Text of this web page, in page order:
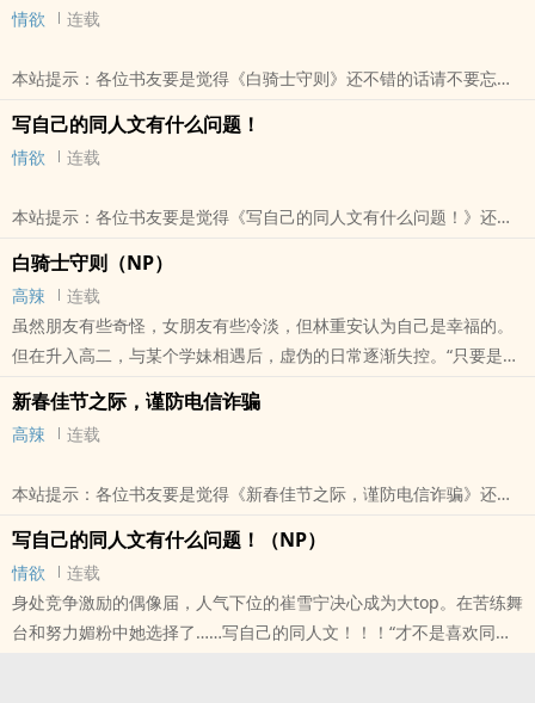
情欲 连载
本站提示：各位书友要是觉得《白骑士守则》还不错的话请不要忘记
写自己的同人文有什么问题！
情欲 连载
本站提示：各位书友要是觉得《写自己的同人文有什么问题！》还不
白骑士守则（NP）
高辣
连载
虽然朋友有些奇怪，女朋友有些冷淡，但林重安认为自己是幸福的。
但在升入高二，与某个学妹相遇后，虚伪的日常逐渐失控。“只要是女
人就可以上床吗”X“要出轨的话，为什么只有我不可以”X“和我才是两情
相悦吧”疑似恐同的年上女友，忠犬同级生，偏执年下的修罗场。主角
大部分时间都是受。
要忘记向您QQ群和微博里的朋友推荐哦！
新春佳节之际，谨防电信诈骗
高辣 连载
本站提示：各位书友要是觉得《新春佳节之际，谨防电信诈骗》还不
写自己的同人文有什么问题！（NP）
情欲
连载
身处竞争激励的偶像届，人气下位的崔雪宁决心成为大top。在苦练舞
台和努力媚粉中她选择了……写自己的同人文！！！“才不是喜欢同事